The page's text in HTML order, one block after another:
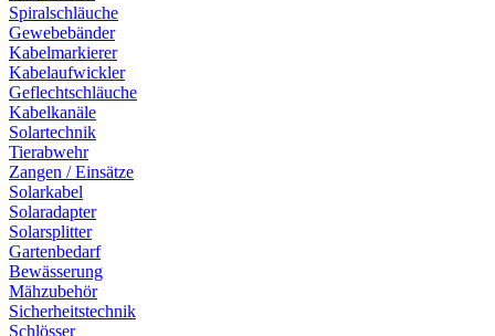
Spiralschläuche
Gewebebänder
Kabelmarkierer
Kabelaufwickler
Geflechtschläuche
Kabelkanäle
Solartechnik
Tierabwehr
Zangen / Einsätze
Solarkabel
Solaradapter
Solarsplitter
Gartenbedarf
Bewässerung
Mähzubehör
Sicherheitstechnik
Schlösser